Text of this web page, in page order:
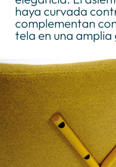
haya curvada
complementan
tela en una